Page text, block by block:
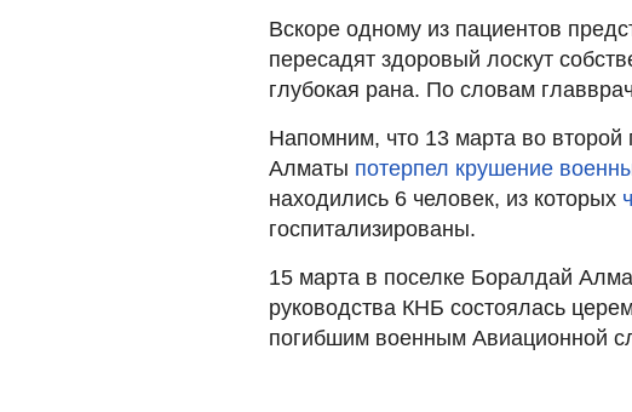
Вскоре одному из пациентов
пересадят здоровый лоскут
глубокая рана. По словам
Напомним, что 13 марта во второй
Алматы потерпел крушение
находились 6 человек, из которых
госпитализированы.
15 марта в поселке Боралдай
руководства КНБ состоялась
погибшим военным Авиационной